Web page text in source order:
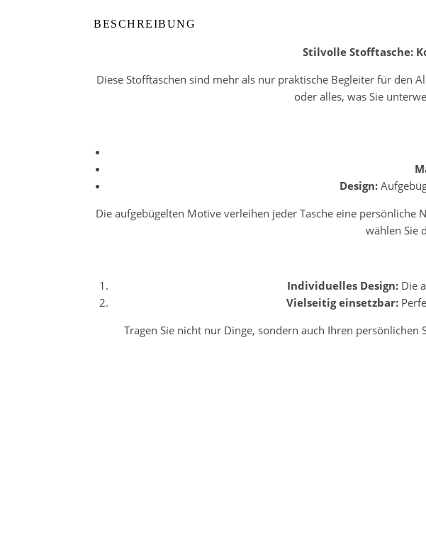
BESCHREIBUNG
Stilvolle Stofftasche:
Diese Stofftaschen sind mehr als nur praktische Begleiter für den
oder alles, was Sie
Design:
Die aufgebügelten Motive verleihen jeder Tasche eine
wählen Sie
Individuelles Design:Die
Vielseitig einsetzbar:
Tragen Sie nicht nur Dinge, sondern auch Ihren